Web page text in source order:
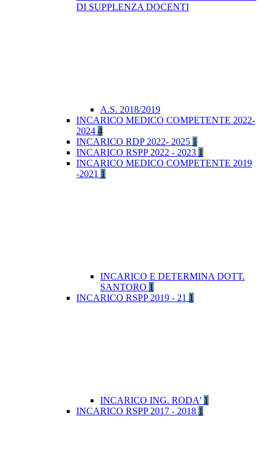
DI SUPPLENZA DOCENTI
A.S. 2018/2019
INCARICO MEDICO COMPETENTE 2022-
2024 4
INCARICO RDP 2022- 2025 1
INCARICO RSPP 2022 - 2023 1
INCARICO MEDICO COMPETENTE 2019
-2021 1
INCARICO E DETERMINA DOTT.
SANTORO 1
INCARICO RSPP 2019 - 21 1
INCARICO ING. RODA' 1
INCARICO RSPP 2017 - 2018 1